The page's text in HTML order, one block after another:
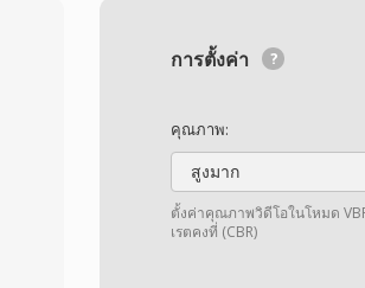
การตั้งค่า
คุณภาพ:
สูงมาก
ตั้งค่าคุณภาพวิดีโอในโหมด
เรตคงที่ (CBR)